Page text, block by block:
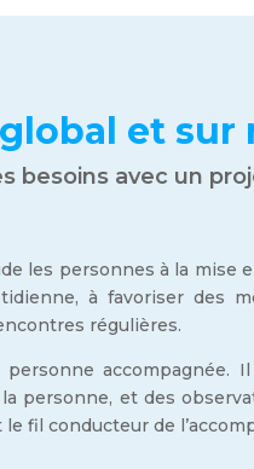
et sur
besoins avec un
les personnes à la mise
à favoriser des
régulières.
personne, et des
fil conducteur de